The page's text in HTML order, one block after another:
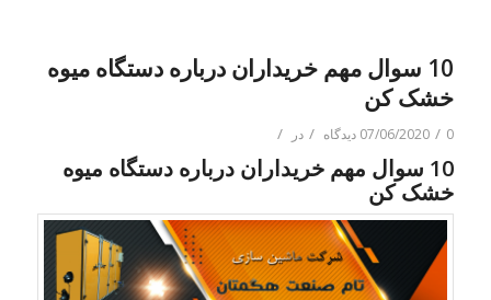
10 سوال مهم خریداران درباره دستگاه میوه
خشک کن
07/06/2020 / 0 دیدگاه / در /
10 سوال مهم خریداران درباره دستگاه میوه
خشک کن